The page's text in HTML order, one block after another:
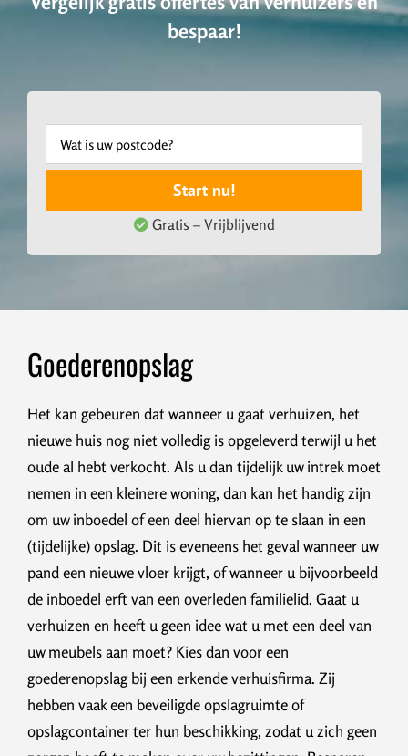
bespaar!
Start nu!
Gratis – Vrijblijvend
Goederenopslag
Het kan gebeuren dat wanneer u gaat verhuizen, het
nieuwe huis nog niet volledig is opgeleverd terwijl u het
oude al hebt verkocht. Als u dan tijdelijk uw intrek moet
nemen in een kleinere woning, dan kan het handig zijn
om uw inboedel of een deel hiervan op te slaan in een
(tijdelijke) opslag. Dit is eveneens het geval wanneer uw
pand een nieuwe vloer krijgt, of wanneer u bijvoorbeeld
de inboedel erft van een overleden familielid. Gaat u
verhuizen en heeft u geen idee wat u met een deel van
uw meubels aan moet? Kies dan voor een
goederenopslag bij een erkende verhuisfirma. Zij
hebben vaak een beveiligde opslagruimte of
opslagcontainer ter hun beschikking, zodat u zich geen